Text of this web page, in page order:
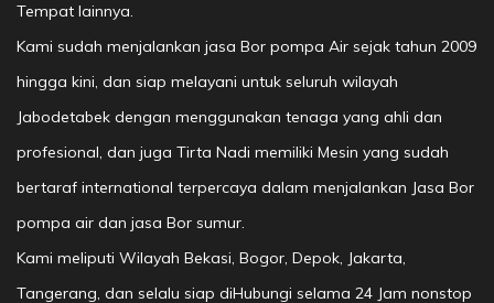
Tempat lainnya.
Kami sudah menjalankan jasa Bor pompa Air sejak tahun 2009
hingga kini, dan siap melayani untuk seluruh wilayah
Jabodetabek dengan menggunakan tenaga yang ahli dan
profesional, dan juga Tirta Nadi memiliki Mesin yang sudah
bertaraf international terpercaya dalam menjalankan Jasa Bor
pompa air dan jasa Bor sumur.
Kami meliputi Wilayah Bekasi, Bogor, Depok, Jakarta,
Tangerang, dan selalu siap diHubungi selama 24 Jam nonstop